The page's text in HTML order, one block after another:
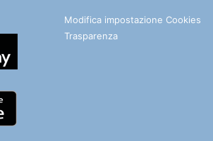
Modifica impostazione Cookies
Trasparenza